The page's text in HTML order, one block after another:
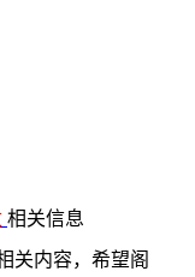
相关信息
关内容，希望阁